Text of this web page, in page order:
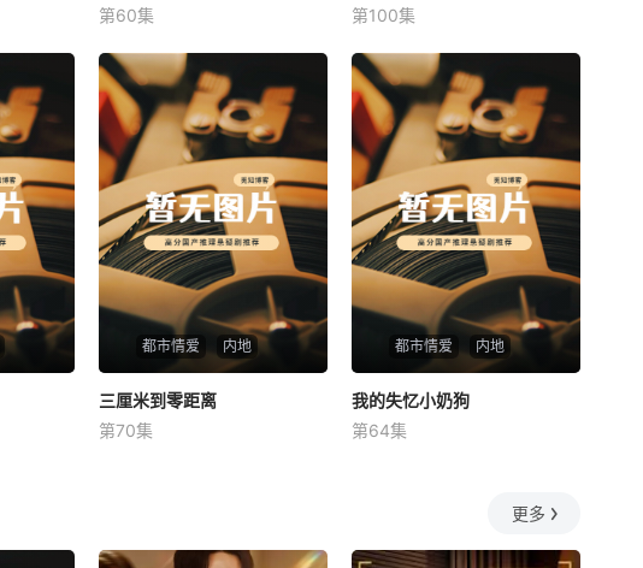
未知
第60集
未知
第100集
都市情爱 内地
三厘米到零距离
未知
三厘米到零距离
第70集
都市情爱 内地
我的失忆小奶狗
未知
我的失忆小奶狗
第64集
更多